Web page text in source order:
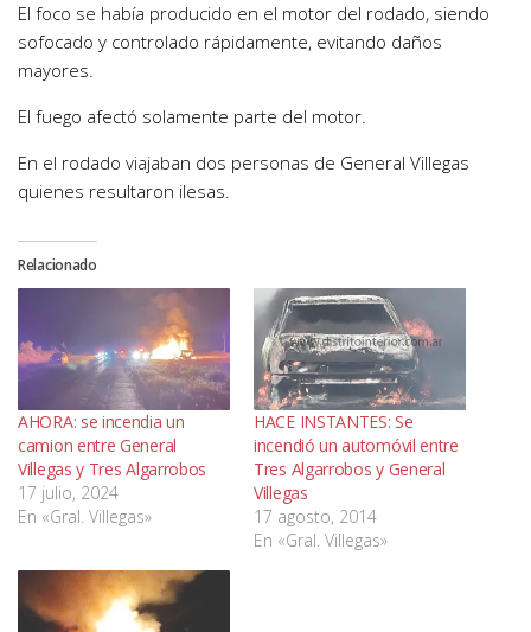
El foco se había producido en el motor del rodado, siendo
sofocado y controlado rápidamente, evitando daños
mayores.
El fuego afectó solamente parte del motor.
En el rodado viajaban dos personas de General Villegas
quienes resultaron ilesas.
Relacionado
AHORA: se incendia un
camion entre General
Villegas y Tres Algarrobos
17 julio, 2024
En «Gral. Villegas»
HACE INSTANTES: Se
incendió un automóvil entre
Tres Algarrobos y General
Villegas
17 agosto, 2014
En «Gral. Villegas»